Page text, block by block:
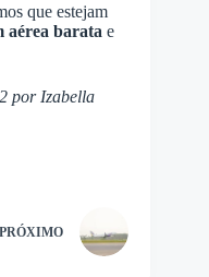
que estejam
aérea barata e
por Izabella
PRÓXIMO